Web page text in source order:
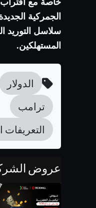
الجمركية
سلاسل التوريد
المستهلكين.
الدولار
ترامب
التعريفات
عروض